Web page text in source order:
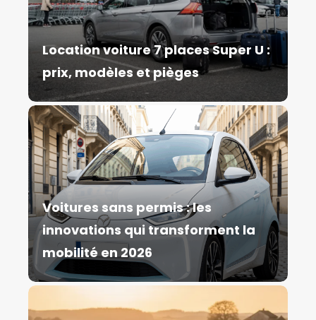
Location voiture 7 places Super U :
prix, modèles et pièges
Voitures sans permis : les
innovations qui transforment la
mobilité en 2026